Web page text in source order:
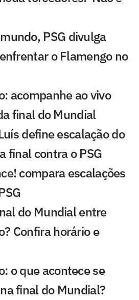
PSG divulga
o Flamengo no
acompanhe ao vivo
final do Mundial
define escalação do
final contra o PSG
compara escalações
do Mundial entre
Confira horário e
o que acontece se
final do Mundial?